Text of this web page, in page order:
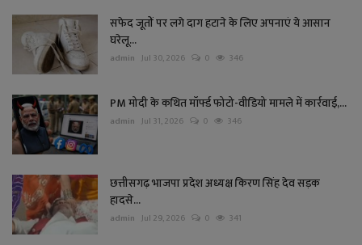
सफेद जूतों पर लगे दाग हटाने के लिए अपनाएं ये आसान
घरेलू...
admin Jul 30, 2026 0 346
PM मोदी के कथित मॉर्फ्ड फोटो-वीडियो मामले में कार्रवाई,...
admin Jul 31, 2026 0 346
छत्तीसगढ़ भाजपा प्रदेश अध्यक्ष किरण सिंह देव सड़क
हादसे...
admin Jul 29, 2026 0 341